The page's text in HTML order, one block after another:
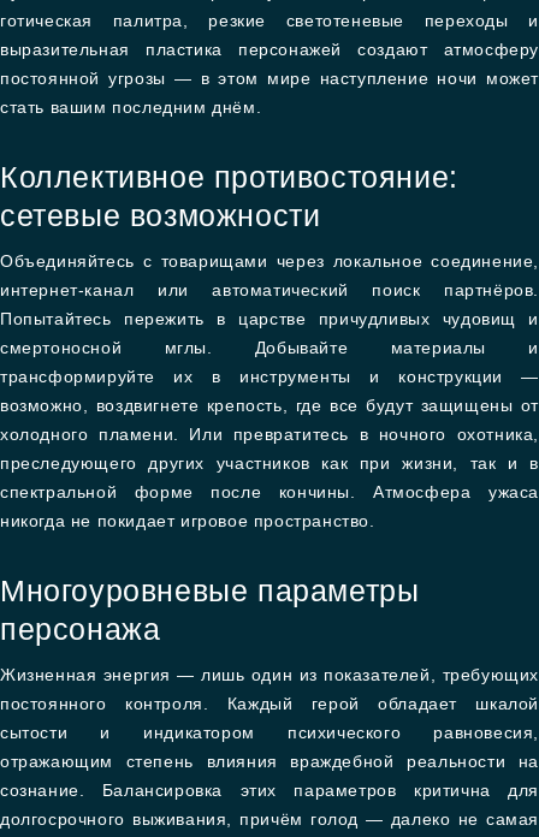
готическая палитра, резкие светотеневые переходы и
выразительная пластика персонажей создают атмосферу
постоянной угрозы — в этом мире наступление ночи может
стать вашим последним днём.
Коллективное противостояние:
сетевые возможности
Объединяйтесь с товарищами через локальное соединение,
интернет-канал или автоматический поиск партнёров.
Попытайтесь пережить в царстве причудливых чудовищ и
смертоносной мглы. Добывайте материалы и
трансформируйте их в инструменты и конструкции —
возможно, воздвигнете крепость, где все будут защищены от
холодного пламени. Или превратитесь в ночного охотника,
преследующего других участников как при жизни, так и в
спектральной форме после кончины. Атмосфера ужаса
никогда не покидает игровое пространство.
Многоуровневые параметры
персонажа
Жизненная энергия — лишь один из показателей, требующих
постоянного контроля. Каждый герой обладает шкалой
сытости и индикатором психического равновесия,
отражающим степень влияния враждебной реальности на
сознание. Балансировка этих параметров критична для
долгосрочного выживания, причём голод — далеко не самая